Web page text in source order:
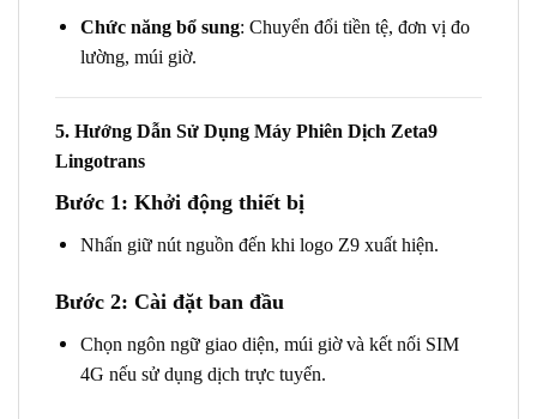
Chức năng bổ sung: Chuyển đổi tiền tệ, đơn vị đo
lường, múi giờ.
5. Hướng Dẫn Sử Dụng Máy Phiên Dịch Zeta9
Lingotrans
Bước 1: Khởi động thiết bị
Nhấn giữ nút nguồn đến khi logo Z9 xuất hiện.
Bước 2: Cài đặt ban đầu
Chọn ngôn ngữ giao diện, múi giờ và kết nối SIM
4G nếu sử dụng dịch trực tuyến.